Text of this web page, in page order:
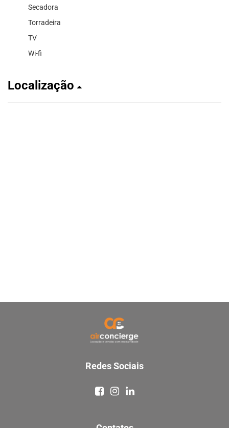
Secadora
Torradeira
TV
Wi-fi
Localização
Redes Sociais